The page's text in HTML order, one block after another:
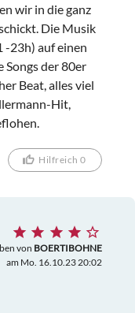
wir in die ganz
Die Musik
-23h) auf einen
Songs der 80er
Beat, alles viel
Hit,
Hilfreich 0
von BOERTIBOHNE
am Mo. 16.10.23 20:02